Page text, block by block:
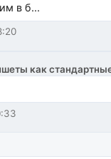
в б...
как